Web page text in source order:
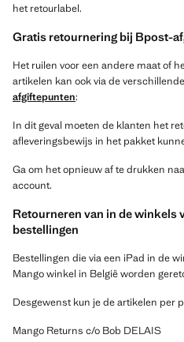
het retourlabel.
Gratis retournering bij Bpost-
Het ruilen voor een andere maat of
artikelen kan ook via de
afgiftepunten:
In dit geval moeten de klanten het
afleveringsbewijs in het pakket
Ga om het opnieuw af te drukken
account.
Retourneren van in de winkels
bestellingen
Bestellingen die via een iPad in de
Mango winkel in België worden
Desgewenst kun je de artikelen per
Mango Returns c/o Bob DELAIS